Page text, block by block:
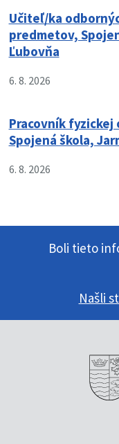
Učiteľ/ka
predmetov,
Ľubovňa
6. 8. 2026
Pracovník fyzickej
Spojená škola,
6. 8. 2026
Boli tieto
Našli